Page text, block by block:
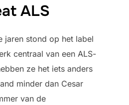
ALS
jaren stond op het label
centraal van een ALS-
ze het iets anders
minder dan Cesar
van de